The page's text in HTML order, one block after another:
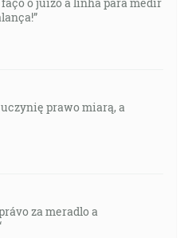
uczynię prawo miarą, a
za meradlo a